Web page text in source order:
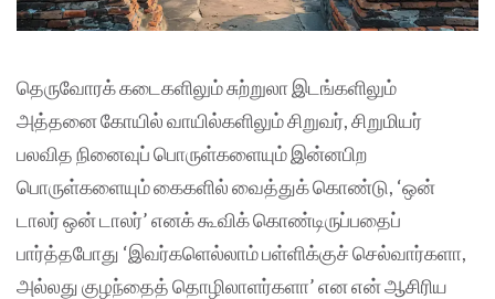
தெருவோரக் கடைகளிலும் சுற்றுலா இடங்களிலும்
அத்தனை கோயில் வாயில்களிலும் சிறுவர், சிறுமியர்
பலவித நினைவுப் பொருள்களையும் இன்னபிற
பொருள்களையும் கைகளில் வைத்துக் கொண்டு, ‘ஒன்
டாலர் ஒன் டாலர்’ எனக் கூவிக் கொண்டிருப்பதைப்
பார்த்தபோது ‘இவர்களெல்லாம் பள்ளிக்குச் செல்வார்களா,
அல்லது குழந்தைத் தொழிலாளர்களா’ என என் ஆசிரிய